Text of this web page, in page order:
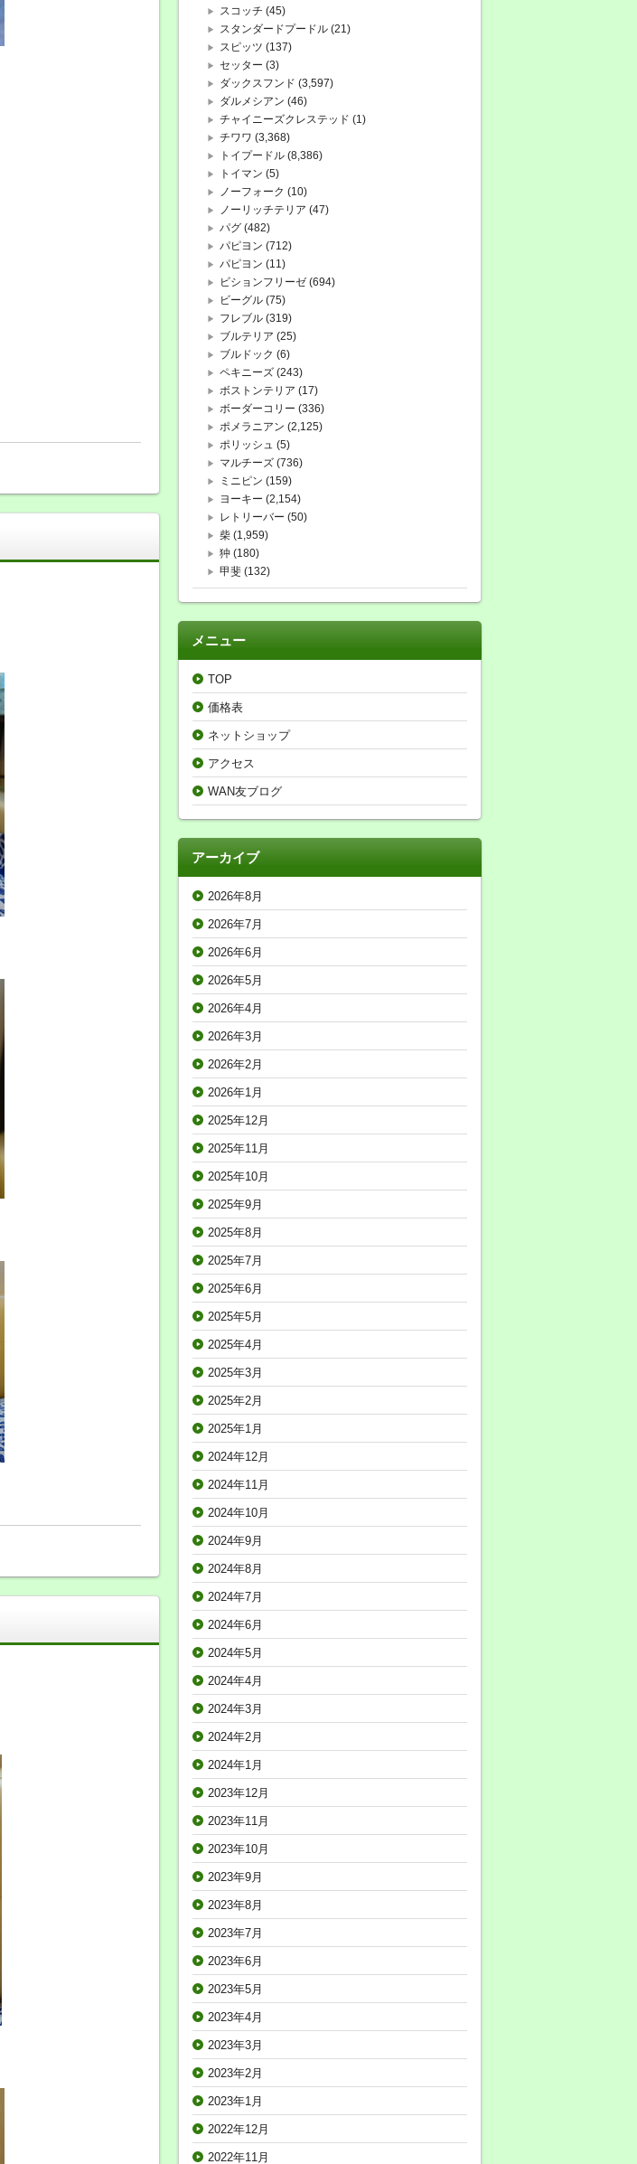
スコッチ (45)
スタンダードプードル (21)
スピッツ (137)
セッター (3)
ダックスフンド (3,597)
ダルメシアン (46)
チャイニーズクレステッド (1)
チワワ (3,368)
トイプードル (8,386)
トイマン (5)
ノーフォーク (10)
ノーリッチテリア (47)
パグ (482)
パピヨン (712)
パピヨン (11)
ビションフリーゼ (694)
ビーグル (75)
フレブル (319)
ブルテリア (25)
ブルドック (6)
ペキニーズ (243)
ボストンテリア (17)
ボーダーコリー (336)
ポメラニアン (2,125)
ポリッシュ (5)
マルチーズ (736)
ミニピン (159)
ヨーキー (2,154)
レトリーバー (50)
柴 (1,959)
狆 (180)
甲斐 (132)
メニュー
TOP
価格表
ネットショップ
アクセス
WAN友ブログ
アーカイブ
2026年8月
2026年7月
2026年6月
2026年5月
2026年4月
2026年3月
2026年2月
2026年1月
2025年12月
2025年11月
2025年10月
2025年9月
2025年8月
2025年7月
2025年6月
2025年5月
2025年4月
2025年3月
2025年2月
2025年1月
2024年12月
2024年11月
2024年10月
2024年9月
2024年8月
2024年7月
2024年6月
2024年5月
2024年4月
2024年3月
2024年2月
2024年1月
2023年12月
2023年11月
2023年10月
2023年9月
2023年8月
2023年7月
2023年6月
2023年5月
2023年4月
2023年3月
2023年2月
2023年1月
2022年12月
2022年11月